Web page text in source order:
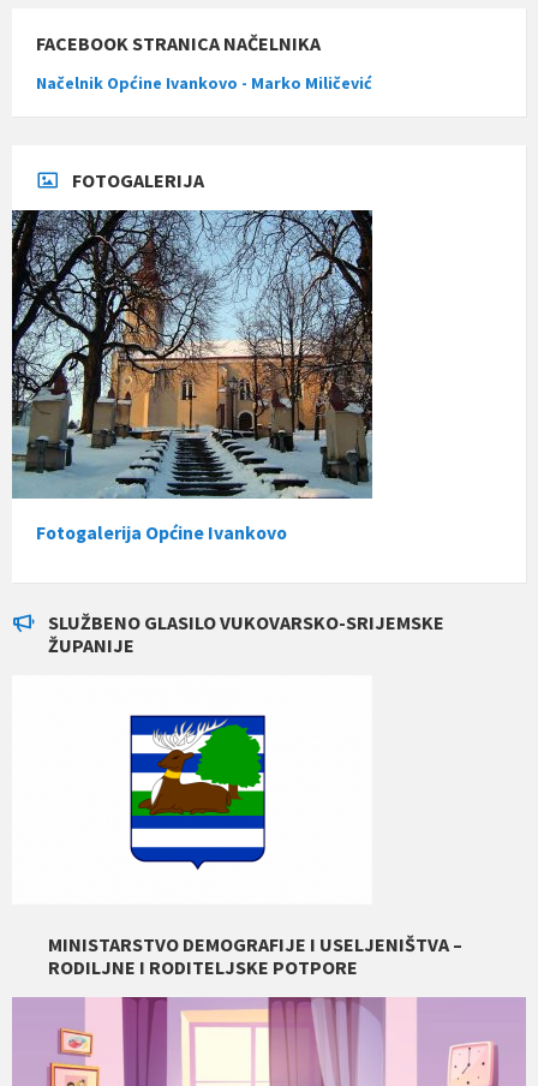
FACEBOOK STRANICA NAČELNIKA
Načelnik Općine Ivankovo - Marko Miličević
FOTOGALERIJA
Fotogalerija Općine Ivankovo
SLUŽBENO GLASILO VUKOVARSKO-SRIJEMSKE
ŽUPANIJE
MINISTARSTVO DEMOGRAFIJE I USELJENIŠTVA –
RODILJNE I RODITELJSKE POTPORE